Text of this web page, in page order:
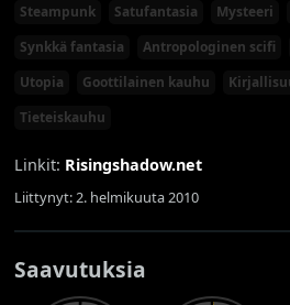
Steampunk
Satufantasia Mysteeri
Synkkä fantasia
Antropologinen scifi
Utopia
Goottilainen kauhu
Tieteiskauhu
Linkit: Risingshadow.net
Liittynyt: 2. helmikuuta 2010
Saavutuksia